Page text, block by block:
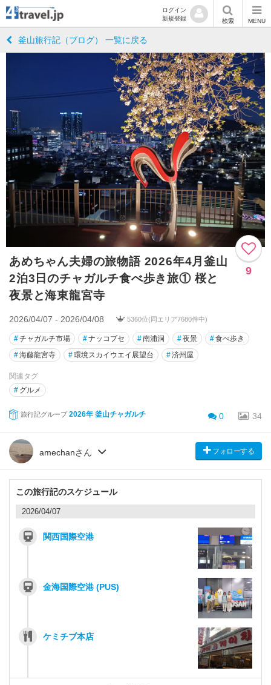
ログイン
新規登録
検索 MENU
釜山旅行記（ブログ） 一覧に戻る
あめちゃん夫婦の旅物語 2026年4月釜山
2泊3日のチャガルチ食べ歩き旅① 桜と
夜景と海東龍宮寺
9
2026/04/07 - 2026/04/08 5360位(同エリア7680件中)
#チャガルチ市場 #ナッコプセ #南浦洞 #夜景 #食べ歩き
#海藤龍宮寺 #環境スカイウエイ展望台 #済州屋
関連タグ
# グルメ
旅行記グループ 2026年 釜山チャガルチ 0 34
amechanさん フォローする
この旅行記のスケジュール
2026/04/07
関西国際空港
金海国際空港 (PUS)
ケミチブ本店